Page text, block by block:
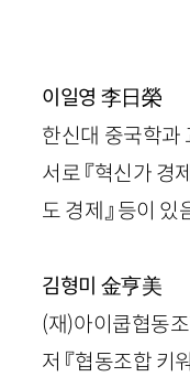
이일영 李日榮
한신대 중국학과
서로 『혁신가 경
도 경제』 등이
김형미 金亨美
(재)아이쿱협동
저 『협동조합 키